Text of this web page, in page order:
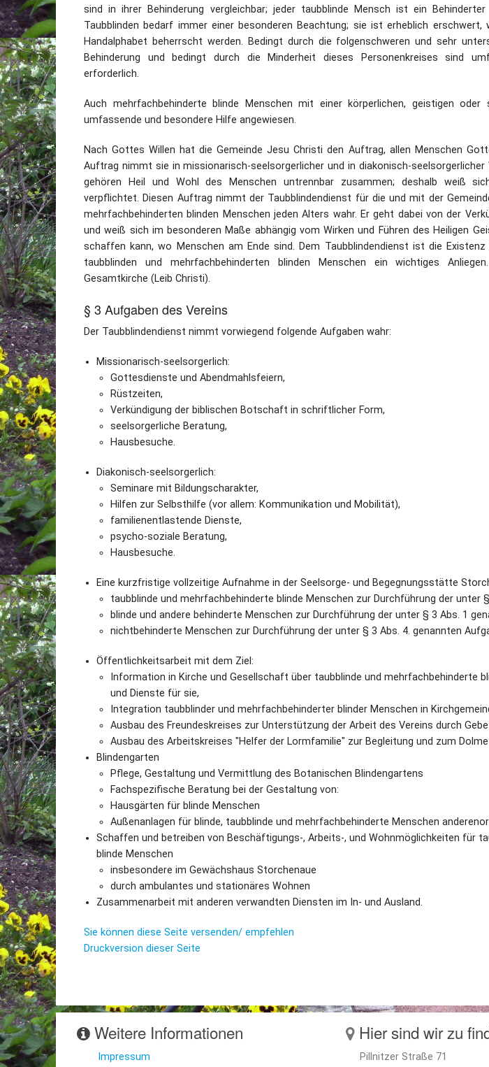
sind in ihrer Behinderung vergleichbar; jeder taubblinde Mensch ist ein
Taubblinden bedarf immer einer besonderen Beachtung; sie ist erheblich erschwert,
Handalphabet beherrscht werden. Bedingt durch die folgenschweren und sehr
Behinderung und bedingt durch die Minderheit dieses Personenkreises sind
erforderlich.
Auch mehrfachbehinderte blinde Menschen mit einer körperlichen, geistigen oder
umfassende und besondere Hilfe angewiesen.
Nach Gottes Willen hat die Gemeinde Jesu Christi den Auftrag, allen Menschen
Auftrag nimmt sie in missionarisch-seelsorgerlicher und in diakonisch-seelsorgerlicher
gehören Heil und Wohl des Menschen untrennbar zusammen; deshalb weiß
verpflichtet. Diesen Auftrag nimmt der Taubblindendienst für die und mit der
mehrfachbehinderten blinden Menschen jeden Alters wahr. Er geht dabei von der
und weiß sich im besonderen Maße abhängig vom Wirken und Führen des Heiligen
schaffen kann, wo Menschen am Ende sind. Dem Taubblindendienst ist die
taubblinden und mehrfachbehinderten blinden Menschen ein wichtiges
Gesamtkirche (Leib Christi).
§ 3 Aufgaben des Vereins
Der Taubblindendienst nimmt vorwiegend folgende Aufgaben wahr:
Missionarisch-seelsorgerlich:
Gottesdienste und Abendmahlsfeiern,
Rüstzeiten,
Verkündigung der biblischen Botschaft in schriftlicher Form,
seelsorgerliche Beratung,
Hausbesuche.
Diakonisch-seelsorgerlich:
Seminare mit Bildungscharakter,
Hilfen zur Selbsthilfe (vor allem: Kommunikation und Mobilität),
familienentlastende Dienste,
psycho-soziale Beratung,
Hausbesuche.
Eine kurzfristige vollzeitige Aufnahme in der Seelsorge- und Begegnungsstätte
taubblinde und mehrfachbehinderte blinde Menschen zur Durchführung der unter
blinde und andere behinderte Menschen zur Durchführung der unter § 3 Abs. 1
nichtbehinderte Menschen zur Durchführung der unter § 3 Abs. 4. genannten
Öffentlichkeitsarbeit mit dem Ziel:
Information in Kirche und Gesellschaft über taubblinde und mehrfachbehinderte
und Dienste für sie,
Integration taubblinder und mehrfachbehinderter blinder Menschen in
Ausbau des Freundeskreises zur Unterstützung der Arbeit des Vereins durch
Ausbau des Arbeitskreises "Helfer der Lormfamilie" zur Begleitung und zum
Blindengarten
Pflege, Gestaltung und Vermittlung des Botanischen Blindengartens
Fachspezifische Beratung bei der Gestaltung von:
Hausgärten für blinde Menschen
Außenanlagen für blinde, taubblinde und mehrfachbehinderte Menschen
Schaffen und betreiben von Beschäftigungs-, Arbeits-, und Wohnmöglichkeiten für
blinde Menschen
insbesondere im Gewächshaus Storchenaue
durch ambulantes und stationäres Wohnen
Zusammenarbeit mit anderen verwandten Diensten im In- und Ausland.
Sie können diese Seite versenden/ empfehlen
Druckversion dieser Seite
Weitere Informationen
Impressum
Hier sind wir zu
Pillnitzer Straße 71